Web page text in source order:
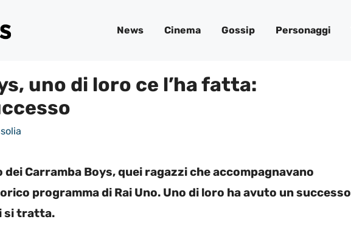
News Cinema Gossip Personaggi
uno di loro ce l’ha fatta:
Carramba Boys, quei ragazzi che accompagnavano
programma di Rai Uno. Uno di loro ha avuto un successo
si tratta.